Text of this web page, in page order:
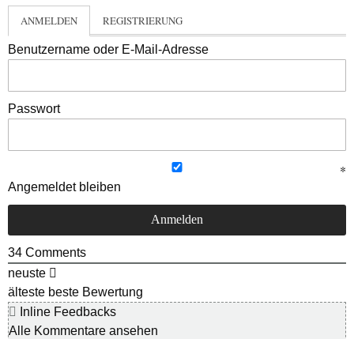
ANMELDEN REGISTRIERUNG
Benutzername oder E-Mail-Adresse
Passwort
Angemeldet bleiben
34 Comments
neuste
älteste beste Bewertung
Inline Feedbacks
Alle Kommentare ansehen